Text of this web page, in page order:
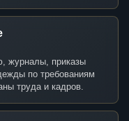
журналы, приказы
по требованиям
труда и кадров.